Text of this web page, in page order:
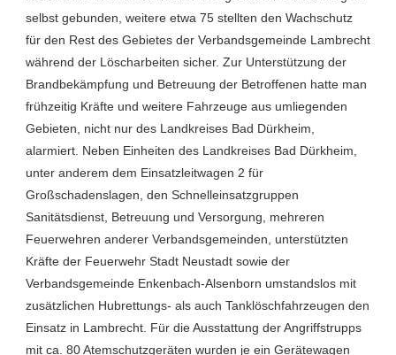
selbst gebunden, weitere etwa 75 stellten den Wachschutz
für den Rest des Gebietes der Verbandsgemeinde Lambrecht
während der Löscharbeiten sicher. Zur Unterstützung der
Brandbekämpfung und Betreuung der Betroffenen hatte man
frühzeitig Kräfte und weitere Fahrzeuge aus umliegenden
Gebieten, nicht nur des Landkreises Bad Dürkheim,
alarmiert. Neben Einheiten des Landkreises Bad Dürkheim,
unter anderem dem Einsatzleitwagen 2 für
Großschadenslagen, den Schnelleinsatzgruppen
Sanitätsdienst, Betreuung und Versorgung, mehreren
Feuerwehren anderer Verbandsgemeinden, unterstützten
Kräfte der Feuerwehr Stadt Neustadt sowie der
Verbandsgemeinde Enkenbach-Alsenborn umstandslos mit
zusätzlichen Hubrettungs- als auch Tanklöschfahrzeugen den
Einsatz in Lambrecht. Für die Ausstattung der Angriffstrupps
mit ca. 80 Atemschutzgeräten wurden je ein Gerätewagen